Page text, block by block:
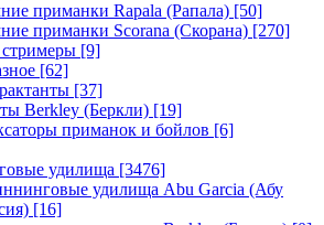
приманки Rapala (Рапала) [50]
приманки Scorana (Скорана) [270]
[9]
[62]
[37]
Berkley (Беркли) [19]
приманок и бойлов [6]
удилища [3476]
удилища Abu Garcia (Абу
[16]